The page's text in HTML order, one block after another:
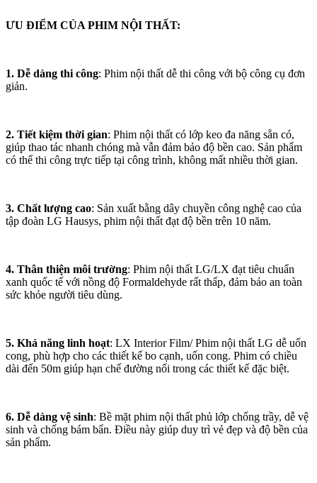
ƯU ĐIỂM CỦA PHIM NỘI THẤT:
1. Dễ dàng thi công: Phim nội thất dễ thi công với bộ công cụ đơn
giản.
2. Tiết kiệm thời gian: Phim nội thất có lớp keo đa năng sẵn có,
giúp thao tác nhanh chóng mà vẫn đảm bảo độ bền cao. Sản phẩm
có thể thi công trực tiếp tại công trình, không mất nhiều thời gian.
3. Chất lượng cao: Sản xuất bằng dây chuyền công nghệ cao của
tập đoàn LG Hausys, phim nội thất đạt độ bền trên 10 năm.
4. Thân thiện môi trường: Phim nội thất LG/LX đạt tiêu chuẩn
xanh quốc tế với nồng độ Formaldehyde rất thấp, đảm bảo an toàn
sức khỏe người tiêu dùng.
5. Khả năng linh hoạt: LX Interior Film/ Phim nội thất LG dễ uốn
cong, phù hợp cho các thiết kế bo cạnh, uốn cong. Phim có chiều
dài đến 50m giúp hạn chế đường nối trong các thiết kế đặc biệt.
6. Dễ dàng vệ sinh: Bề mặt phim nội thất phủ lớp chống trầy, dễ vệ
sinh và chống bám bẩn. Điều này giúp duy trì vẻ đẹp và độ bền của
sản phẩm.